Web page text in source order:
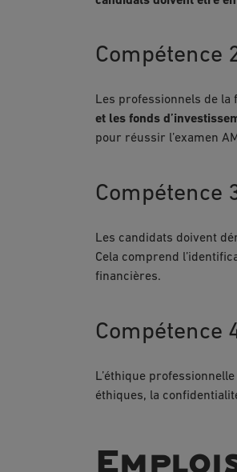
Compétence
Les professionnels de
et les fonds
pour réussir l’examen
Compétence
Les candidats doivent
Cela comprend
financières.
Compétence
L’éthique
éthiques, la